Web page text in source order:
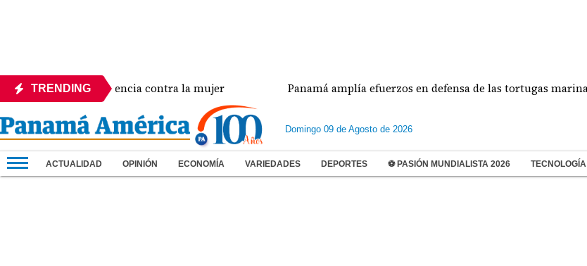
TRENDING
de violencia contra la mujer Panamá amplía efuerzos en defensa de las tortugas marinas
Domingo 09 de Agosto de 2026
ACTUALIDAD OPINIÓN ECONOMÍA VARIEDADES DEPORTES ⚽ PASIÓN MUNDIALISTA 2026 TECNOLOGÍA